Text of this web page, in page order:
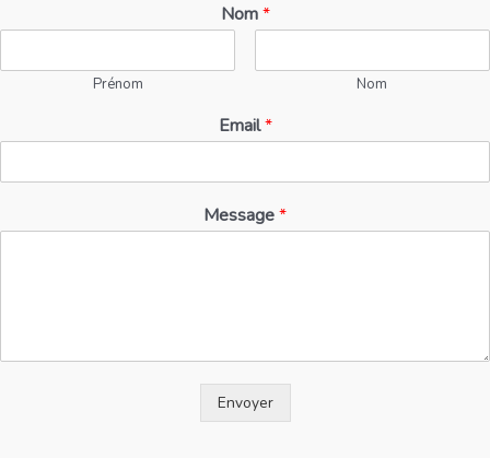
Nom*
Prénom Nom
Email*
Message*
Envoyer